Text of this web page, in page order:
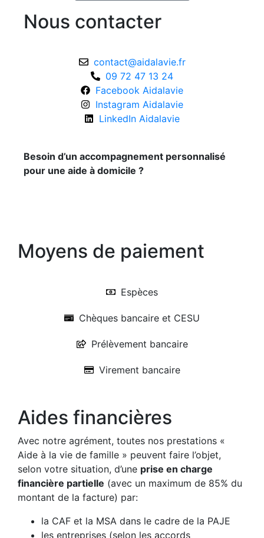
Nous contacter
contact@aidalavie.fr
09 72 47 13 24
Facebook Aidalavie
Instagram Aidalavie
LinkedIn Aidalavie
Besoin d’un accompagnement personnalisé
pour une aide à domicile ?
Moyens de paiement
Espèces
Chèques bancaire et CESU
Prélèvement bancaire
Virement bancaire
Aides financières
Avec notre agrément, toutes nos prestations «
Aide à la vie de famille » peuvent faire l’objet,
selon votre situation, d’une prise en charge
financière partielle (avec un maximum de 85% du
montant de la facture) par:
la CAF et la MSA dans le cadre de la PAJE
les entreprises (selon les accords